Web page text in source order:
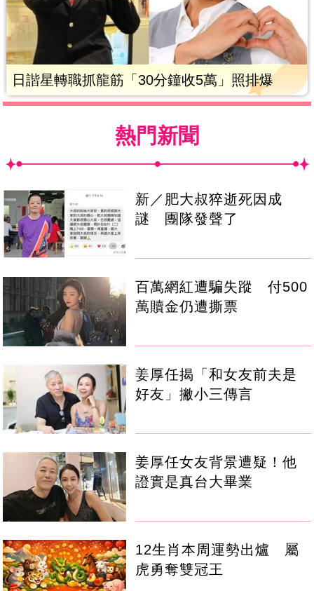
日諧星轉職抓龍筋「30分鐘收5萬」照排爆
熱門新聞
新／肥大叔猝逝死因成
謎 團隊發聲了
百萬網紅遭騙失蹤 付500
萬贖金仍遭撕票
姜厚任揭「和女友前夫是
好友」撇小三傳言
姜厚任女友背景遭疑！他
證實是真台大畢業
12生肖本周運勢出爐 屬
虎勇奪雙冠王